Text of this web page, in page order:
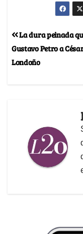
La dura peinada
Gustavo Petro a
Londoño